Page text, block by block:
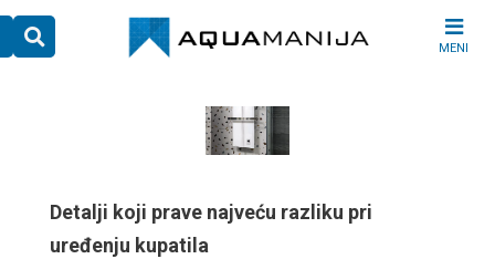
content
MENI
Detalji koji prave najveću razliku pri
uređenju kupatila